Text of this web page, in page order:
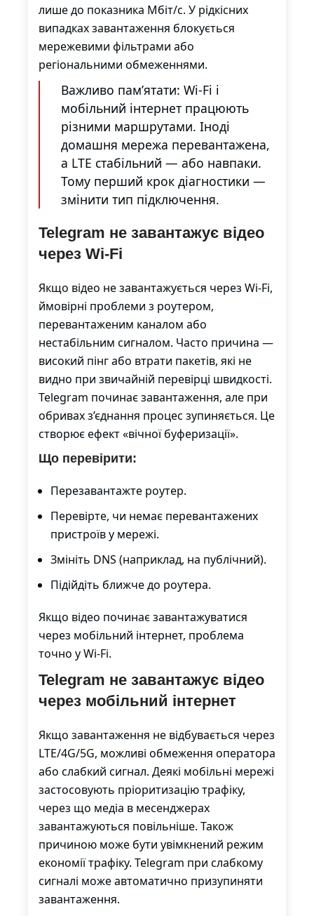
лише до показника Мбіт/с. У рідкісних
випадках завантаження блокується
мережевими фільтрами або
регіональними обмеженнями.
Важливо пам’ятати: Wi-Fi і
мобільний інтернет працюють
різними маршрутами. Іноді
домашня мережа перевантажена,
а LTE стабільний — або навпаки.
Тому перший крок діагностики —
змінити тип підключення.
Telegram не завантажує відео
через Wi-Fi
Якщо відео не завантажується через Wi-Fi,
ймовірні проблеми з роутером,
перевантаженим каналом або
нестабільним сигналом. Часто причина —
високий пінг або втрати пакетів, які не
видно при звичайній перевірці швидкості.
Telegram починає завантаження, але при
обривах з’єднання процес зупиняється. Це
створює ефект «вічної буферизації».
Що перевірити:
Перезавантажте роутер.
Перевірте, чи немає перевантажених
пристроїв у мережі.
Змініть DNS (наприклад, на публічний).
Підійдіть ближче до роутера.
Якщо відео починає завантажуватися
через мобільний інтернет, проблема
точно у Wi-Fi.
Telegram не завантажує відео
через мобільний інтернет
Якщо завантаження не відбувається через
LTE/4G/5G, можливі обмеження оператора
або слабкий сигнал. Деякі мобільні мережі
застосовують пріоритизацію трафіку,
через що медіа в месенджерах
завантажуються повільніше. Також
причиною може бути увімкнений режим
економії трафіку. Telegram при слабкому
сигналі може автоматично призупиняти
завантаження.